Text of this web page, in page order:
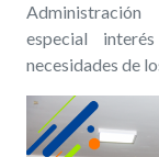
especial
necesidades de